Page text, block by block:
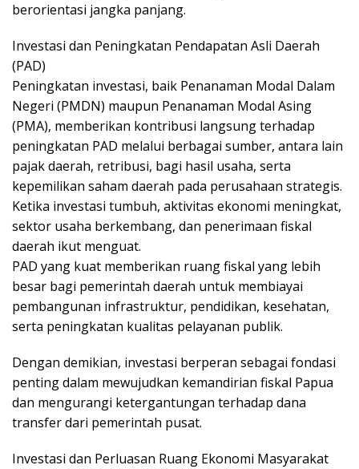
berorientasi jangka panjang.
Investasi dan Peningkatan Pendapatan Asli Daerah
(PAD)
Peningkatan investasi, baik Penanaman Modal Dalam
Negeri (PMDN) maupun Penanaman Modal Asing
(PMA), memberikan kontribusi langsung terhadap
peningkatan PAD melalui berbagai sumber, antara lain
pajak daerah, retribusi, bagi hasil usaha, serta
kepemilikan saham daerah pada perusahaan strategis.
Ketika investasi tumbuh, aktivitas ekonomi meningkat,
sektor usaha berkembang, dan penerimaan fiskal
daerah ikut menguat.
PAD yang kuat memberikan ruang fiskal yang lebih
besar bagi pemerintah daerah untuk membiayai
pembangunan infrastruktur, pendidikan, kesehatan,
serta peningkatan kualitas pelayanan publik.
Dengan demikian, investasi berperan sebagai fondasi
penting dalam mewujudkan kemandirian fiskal Papua
dan mengurangi ketergantungan terhadap dana
transfer dari pemerintah pusat.
Investasi dan Perluasan Ruang Ekonomi Masyarakat